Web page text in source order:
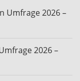
Umfrage 2026 –
2026 –